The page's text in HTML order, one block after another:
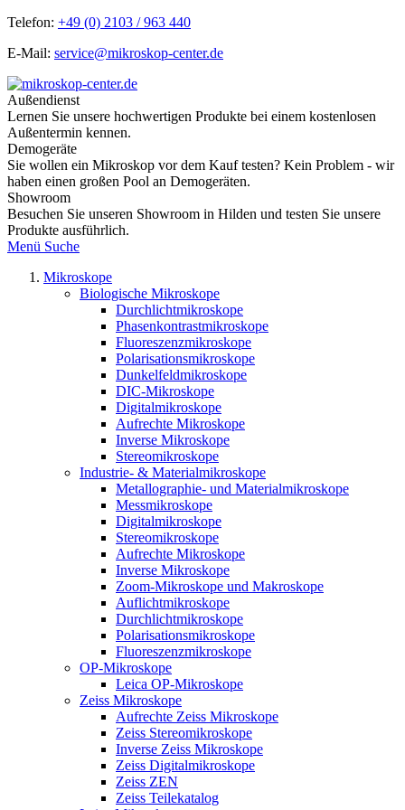
Telefon: +49 (0) 2103 / 963 440
E-Mail: service@mikroskop-center.de
Außendienst
Lernen Sie unsere hochwertigen Produkte bei einem kostenlosen
Außentermin kennen.
Demogeräte
Sie wollen ein Mikroskop vor dem Kauf testen? Kein Problem - wir
haben einen großen Pool an Demogeräten.
Showroom
Besuchen Sie unseren Showroom in Hilden und testen Sie unsere
Produkte ausführlich.
Menü Suche
Mikroskope
Biologische Mikroskope
Durchlichtmikroskope
Phasenkontrastmikroskope
Fluoreszenzmikroskope
Polarisationsmikroskope
Dunkelfeldmikroskope
DIC-Mikroskope
Digitalmikroskope
Aufrechte Mikroskope
Inverse Mikroskope
Stereomikroskope
Industrie- & Materialmikroskope
Metallographie- und Materialmikroskope
Messmikroskope
Digitalmikroskope
Stereomikroskope
Aufrechte Mikroskope
Inverse Mikroskope
Zoom-Mikroskope und Makroskope
Auflichtmikroskope
Durchlichtmikroskope
Polarisationsmikroskope
Fluoreszenzmikroskope
OP-Mikroskope
Leica OP-Mikroskope
Zeiss Mikroskope
Aufrechte Zeiss Mikroskope
Zeiss Stereomikroskope
Inverse Zeiss Mikroskope
Zeiss Digitalmikroskope
Zeiss ZEN
Zeiss Teilekatalog